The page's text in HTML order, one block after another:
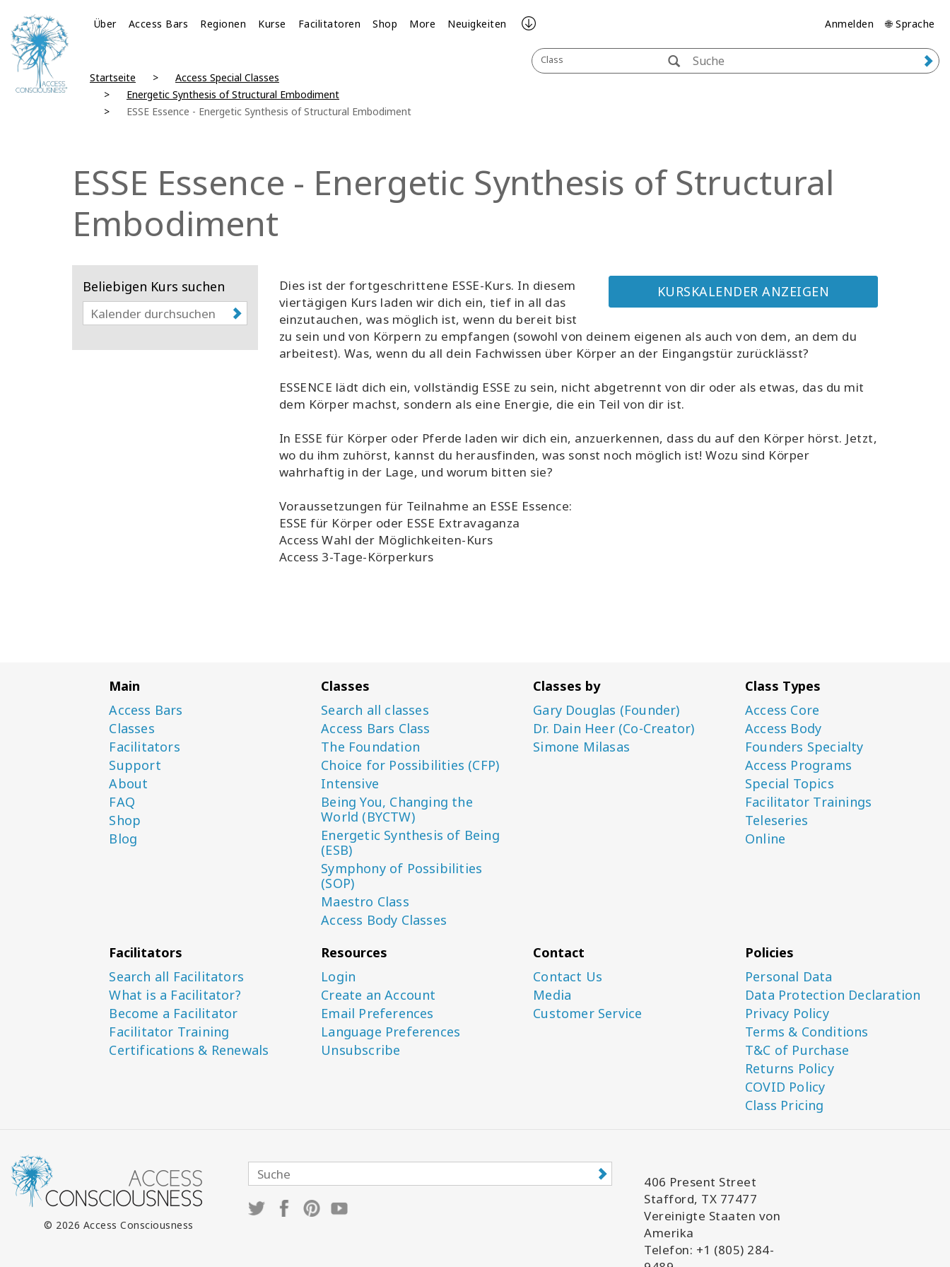
Über Access Bars Regionen Kurse Facilitatoren Shop More Neuigkeiten Anmelden 🌐 Sprache
Class
Startseite
Access Special Classes
Energetic Synthesis of Structural Embodiment
ESSE Essence - Energetic Synthesis of Structural Embodiment
ESSE Essence - Energetic Synthesis of Structural
Embodiment
Beliebigen Kurs suchen KURSKALENDER ANZEIGEN
Dies ist der fortgeschrittene ESSE-Kurs. In diesem
viertägigen Kurs laden wir dich ein, tief in all das
einzutauchen, was möglich ist, wenn du bereit bist
zu sein und von Körpern zu empfangen (sowohl von deinem eigenen als auch von dem, an dem du
arbeitest). Was, wenn du all dein Fachwissen über Körper an der Eingangstür zurücklässt?
ESSENCE lädt dich ein, vollständig ESSE zu sein, nicht abgetrennt von dir oder als etwas, das du mit
dem Körper machst, sondern als eine Energie, die ein Teil von dir ist.
In ESSE für Körper oder Pferde laden wir dich ein, anzuerkennen, dass du auf den Körper hörst. Jetzt,
wo du ihm zuhörst, kannst du herausfinden, was sonst noch möglich ist! Wozu sind Körper
wahrhaftig in der Lage, und worum bitten sie?
Voraussetzungen für Teilnahme an ESSE Essence:
ESSE für Körper oder ESSE Extravaganza
Access Wahl der Möglichkeiten-Kurs
Access 3-Tage-Körperkurs
Main
Access Bars
Classes
Facilitators
Support
About
FAQ
Shop
Blog
Classes
Search all classes
Access Bars Class
The Foundation
Choice for Possibilities (CFP)
Intensive
Being You, Changing the
World (BYCTW)
Energetic Synthesis of Being
(ESB)
Symphony of Possibilities
(SOP)
Maestro Class
Access Body Classes
Classes by
Gary Douglas (Founder)
Dr. Dain Heer (Co-Creator)
Simone Milasas
Class Types
Access Core
Access Body
Founders Specialty
Access Programs
Special Topics
Facilitator Trainings
Teleseries
Online
Facilitators
Search all Facilitators
What is a Facilitator?
Become a Facilitator
Facilitator Training
Certifications & Renewals
Resources
Login
Create an Account
Email Preferences
Language Preferences
Unsubscribe
Contact
Contact Us
Media
Customer Service
Policies
Personal Data
Data Protection Declaration
Privacy Policy
Terms & Conditions
T&C of Purchase
Returns Policy
COVID Policy
Class Pricing
© 2026 Access Consciousness
406 Present Street
Stafford, TX 77477
Vereinigte Staaten von
Amerika
Telefon: +1 (805) 284-